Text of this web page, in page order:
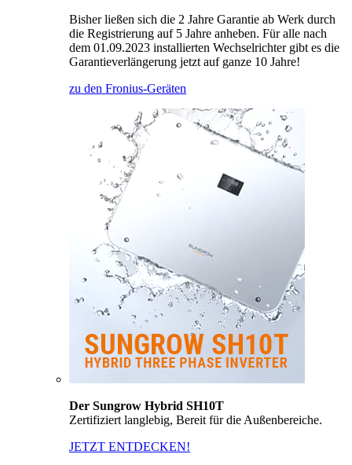
Bisher ließen sich die 2 Jahre Garantie ab Werk durch
die Registrierung auf 5 Jahre anheben. Für alle nach
dem 01.09.2023 installierten Wechselrichter gibt es die
Garantieverlängerung jetzt auf ganze 10 Jahre!
zu den Fronius-Geräten
Der Sungrow Hybrid SH10T
Zertifiziert langlebig, Bereit für die Außenbereiche.
JETZT ENTDECKEN!